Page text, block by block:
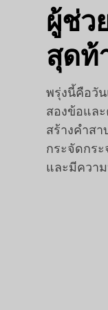
ผู้ช่ว
สุดท้
พรุ่งนี้คือวั
สองข้อแล
สร้างคำส
กระจัดกร
และมีควา